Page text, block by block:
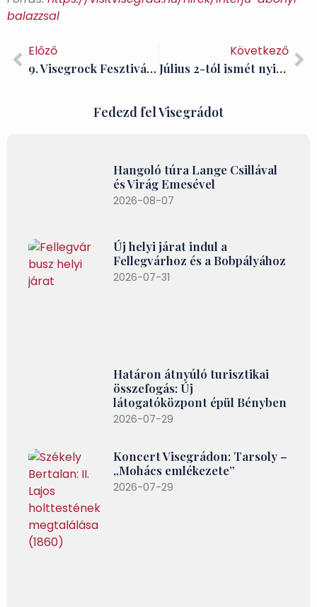
balazzsal
Előző
9. Visegrock Fesztivál – 2022.
Következő
Július 2-tól ismét nyitva a visegrádi Duna Mozi – Visegrád TE
Fedezd fel Visegrádot
Hangoló túra Lange Csillával
és Virág Emesével
2026-08-07
Új helyi járat indul a
Fellegvárhoz és a Bobpályához
2026-07-31
Határon átnyúló turisztikai
összefogás: Új
látogatóközpont épül Bényben
2026-07-29
Koncert Visegrádon: Tarsoly –
„Mohács emlékezete”
2026-07-29